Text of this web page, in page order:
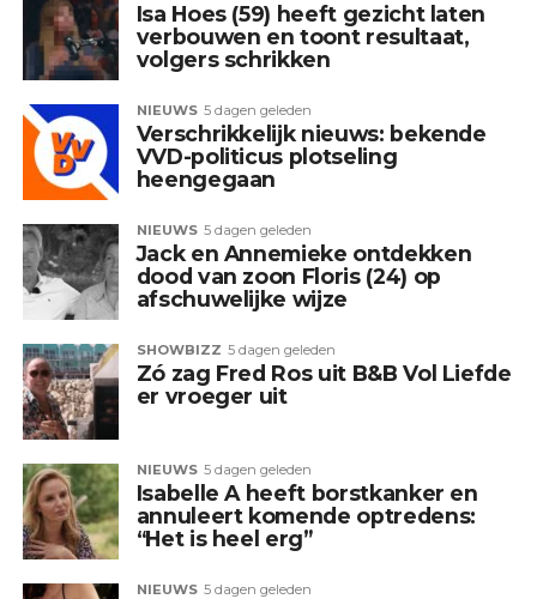
Isa Hoes (59) heeft gezicht laten
verbouwen en toont resultaat,
volgers schrikken
NIEUWS 5 dagen geleden
Verschrikkelijk nieuws: bekende
VVD-politicus plotseling
heengegaan
NIEUWS 5 dagen geleden
Jack en Annemieke ontdekken
dood van zoon Floris (24) op
afschuwelijke wijze
SHOWBIZZ 5 dagen geleden
Zó zag Fred Ros uit B&B Vol Liefde
er vroeger uit
NIEUWS 5 dagen geleden
Isabelle A heeft borstkanker en
annuleert komende optredens:
“Het is heel erg”
NIEUWS 5 dagen geleden